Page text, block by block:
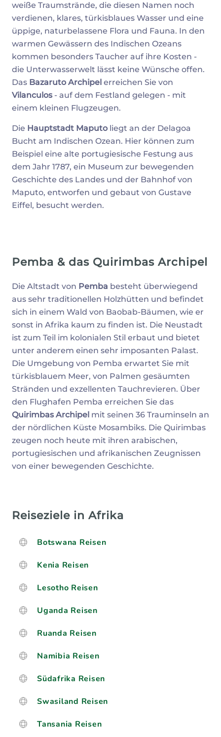
weiße Traumstrände, die diesen Namen noch
verdienen, klares, türkisblaues Wasser und eine
üppige, naturbelassene Flora und Fauna. In den
warmen Gewässern des Indischen Ozeans
kommen besonders Taucher auf ihre Kosten -
die Unterwasserwelt lässt keine Wünsche offen.
Das Bazaruto Archipel erreichen Sie von
Vilanculos- auf dem Festland gelegen - mit
einem kleinen Flugzeugen.
Die Hauptstadt Maputo liegt an der Delagoa
Bucht am Indischen Ozean. Hier können zum
Beispiel eine alte portugiesische Festung aus
dem Jahr 1787, ein Museum zur bewegenden
Geschichte des Landes und der Bahnhof von
Maputo, entworfen und gebaut von Gustave
Eiffel, besucht werden.
Pemba & das Quirimbas Archipel
Die Altstadt von Pemba besteht überwiegend
aus sehr traditionellen Holzhütten und befindet
sich in einem Wald von Baobab-Bäumen, wie er
sonst in Afrika kaum zu finden ist. Die Neustadt
ist zum Teil im kolonialen Stil erbaut und bietet
unter anderem einen sehr imposanten Palast.
Die Umgebung von Pemba erwartet Sie mit
türkisblauem Meer, von Palmen gesäumten
Stränden und exzellenten Tauchrevieren. Über
den Flughafen Pemba erreichen Sie das
Quirimbas Archipel mit seinen 36 Trauminseln an
der nördlichen Küste Mosambiks. Die Quirimbas
zeugen noch heute mit ihren arabischen,
portugiesischen und afrikanischen Zeugnissen
von einer bewegenden Geschichte.
Reiseziele in Afrika
Botswana Reisen
Kenia Reisen
Lesotho Reisen
Uganda Reisen
Ruanda Reisen
Namibia Reisen
Südafrika Reisen
Swasiland Reisen
Tansania Reisen